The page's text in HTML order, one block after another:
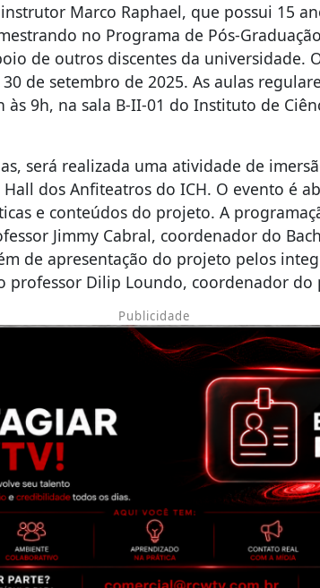
Marco Raphael, que possui 15
no Programa de Pós-
de outros discentes da universidade.
de setembro de 2025. As aulas
9h, na sala B-II-01 do Instituto de
será realizada uma atividade de
dos Anfiteatros do ICH. O evento é
e conteúdos do projeto. A
Jimmy Cabral, coordenador do
de apresentação do projeto pelos
professor Dilip Loundo, coordenador do
Publicidade